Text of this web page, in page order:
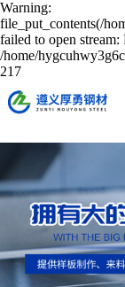
Warning:
file_put_contents(/
failed to open stream:
/home/
217